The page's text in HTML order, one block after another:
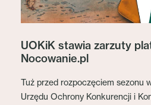
UOKiK stawia zarzuty
Nocowanie.pl
Tuż przed rozpoczęciem sezonu
Urzędu Ochrony Konkurencji i